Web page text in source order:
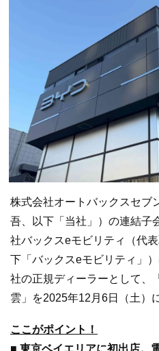
株式会社オートバックスセブ
吾、以下「当社」）の連結子
社バックスeモビリティ（代
下「バックスeモビリティ」
社の正規ディーラーとして、
雲」を2025年12月6日（土）
ここがポイント！
■ 東京ベイエリアに初出店。